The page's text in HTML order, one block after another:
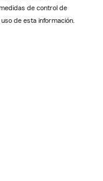
de control de
de esta información.